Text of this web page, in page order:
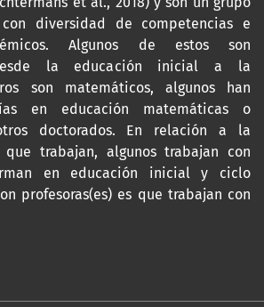
diversidad de competencias e
Algunos de estos son
la educación inicial a la
son matemáticos, algunos han
en educación matemáticas o
doctorados. En relación a la
trabajan, algunos trabajan con
en educación inicial y ciclo
profesoras(es) es que trabajan con